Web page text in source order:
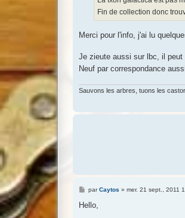
Fin de collection donc
Merci pour l'info, j'ai lu
Je zieute aussi sur lbc, il peut
Neuf par correspondance
Sauvons les arbres, tuons les
M
s
parCaytos » mer. 21 sept., 2011
Hello,